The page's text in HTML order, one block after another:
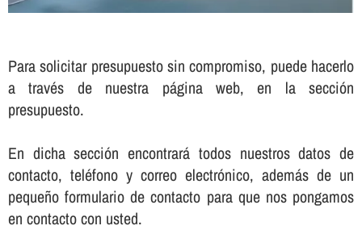
Para solicitar presupuesto sin compromiso, puede hacerlo
a través de nuestra página web, en la sección
presupuesto.
En dicha sección encontrará todos nuestros datos de
contacto, teléfono y correo electrónico, además de un
pequeño formulario de contacto para que nos pongamos
en contacto con usted.